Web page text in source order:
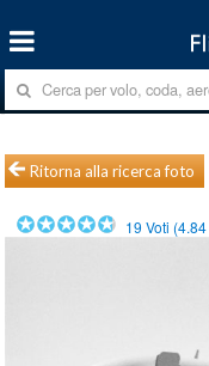
Ritorna alla ricerca foto
19 Voti (4.84